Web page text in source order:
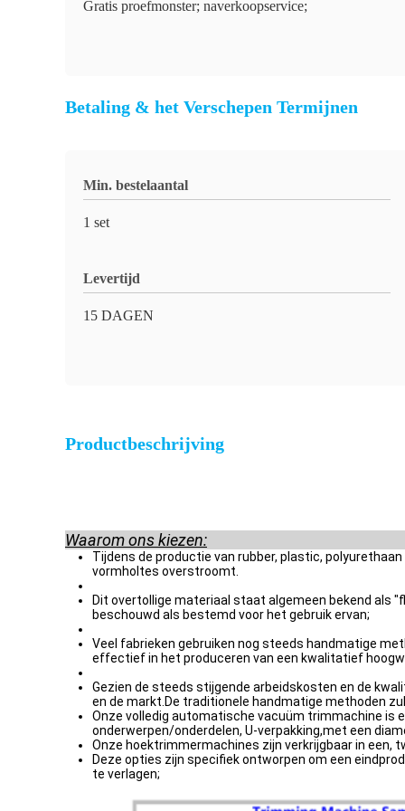
Gratis proefmonster; naverkoopservice;
Betaling & het Verschepen Termijnen
Min. bestelaantal
1 set
Levertijd
15 DAGEN
Productbeschrijving
Waarom ons kiezen:
Tijdens de productie van rubber, plastic,
vormholtes overstroomt.
Dit overtollige materiaal staat algemeen bekend als
beschouwd als bestemd voor het gebruik ervan;
Veel fabrieken gebruiken nog steeds handmatige
effectief in het produceren van een kwalitatief
Gezien de steeds stijgende arbeidskosten en de
en de markt.De traditionele handmatige methoden
Onze volledig automatische vacuüm trimmachine is
onderwerpen/onderdelen, U-verpakking,met een
Onze hoektrimmermachines zijn verkrijgbaar in een,
Deze opties zijn specifiek ontworpen om een
te verlagen;